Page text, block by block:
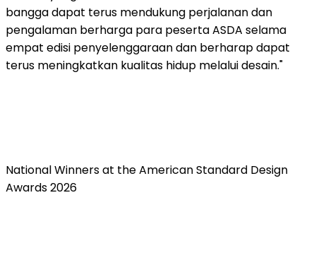
bangga dapat terus mendukung perjalanan dan
pengalaman berharga para peserta ASDA selama
empat edisi penyelenggaraan dan berharap dapat
terus meningkatkan kualitas hidup melalui desain."
National Winners at the American Standard Design
Awards 2026